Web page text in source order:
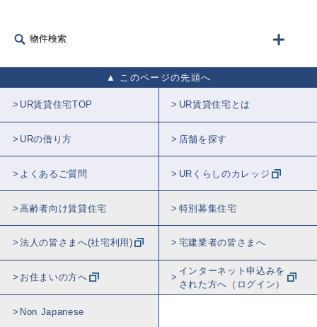
物件検索
このページの先頭へ
UR賃貸住宅TOP UR賃貸住宅とは
URの借り方 店舗を探す
よくあるご質問 URくらしのカレッジ
高齢者向け賃貸住宅 特別募集住宅
法人の皆さまへ(社宅利用) 宅建業者の皆さまへ
お住まいの方へ
インターネット申込みを
された方へ（ログイン）
Non Japanese